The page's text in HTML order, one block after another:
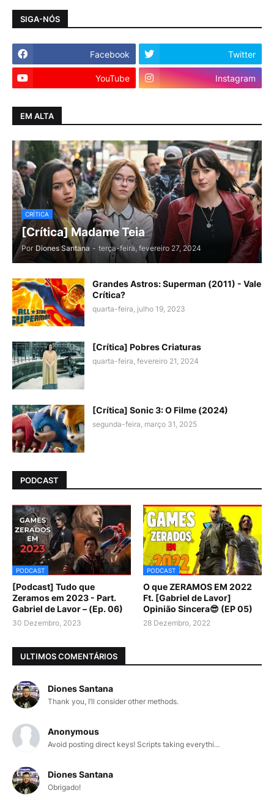
SIGA-NÓS
Facebook Twitter
YouTube Instagram
EM ALTA
CRÍTICA
[Crítica] Madame Teia
Por Diones Santana - terça-feira, fevereiro 27, 2024
Grandes Astros: Superman (2011) - Vale
Crítica?
quarta-feira, julho 19, 2023
[Crítica] Pobres Criaturas
quarta-feira, fevereiro 21, 2024
[Crítica] Sonic 3: O Filme (2024)
segunda-feira, março 31, 2025
PODCAST
PODCAST
[Podcast] Tudo que
Zeramos em 2023 - Part.
Gabriel de Lavor – (Ep. 06)
30 Dezembro, 2023
PODCAST
O que ZERAMOS EM 2022
Ft. [Gabriel de Lavor]
Opinião Sincera😎 (EP 05)
28 Dezembro, 2022
ULTIMOS COMENTÁRIOS
Diones Santana
Thank you, I’ll consider other methods.
Anonymous
Avoid posting direct keys! Scripts taking everythi...
Diones Santana
Obrigado!